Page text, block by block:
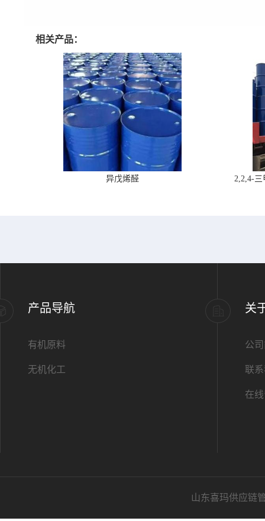
相关产品：
异戊烯醛 2,2,4-
产品导航
有机原料
无机化工
关
公
联
在
山东喜玛供应链